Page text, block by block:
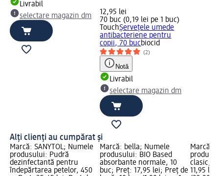
Livrabil
selectare magazin dm
12,95 lei
70 buc (0,19 lei pe 1 buc)
TouchȘervețele umede
antibacteriene pentru
copii, 70 bucbiocid
(2)
Notă
Livrabil
selectare magazin dm
Alți clienți au cumpărat și
Marcă: SANYTOL; Numele
produsului: Pudră
dezinfectantă pentru
îndepărtarea petelor, 450
Marcă: bella; Numele
produsului: BIO Based
absorbante normale, 10
buc; Preț: 17,95 lei; Preț de
Marcă:
clasic,
11,95